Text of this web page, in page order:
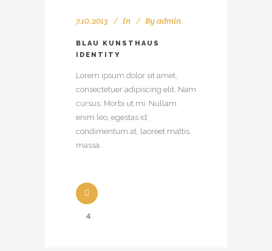
7.10.2013 In Byadmin
BLAU KUNSTHAUS
IDENTITY
Lorem ipsum dolor sit amet,
consectetuer adipiscing elit. Nam
cursus. Morbi ut mi. Nullam
enim leo, egestas id,
condimentum at, laoreet mattis,
massa.
4